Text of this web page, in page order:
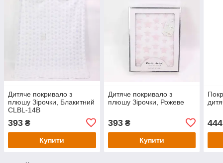
Дитяче покривало з
плюшу Зірочки, Блакитний
CLBL-14B
393 ₴
Купити
Дитяче покривало з
плюшу Зірочки, Рожеве
393₴
Купити
444